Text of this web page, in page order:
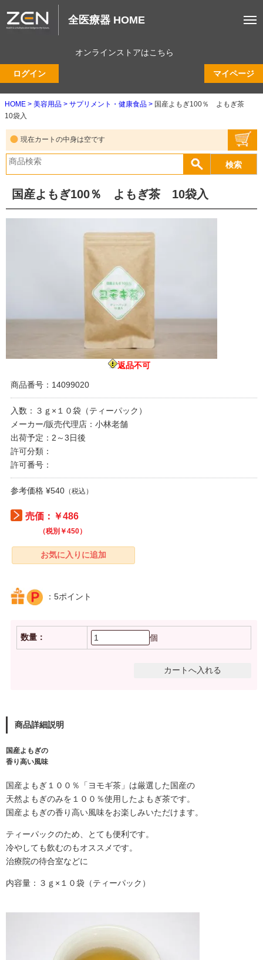
全医療器 HOME
オンラインストアはこちら
ログイン マイページ
HOME 美容用品 サプリメント・健康食品
国産よもぎ100％ よもぎ茶
10袋入
現在カートの中身は空です
国産よもぎ100％ よもぎ茶 10袋入
返品不可
商品番号：14099020
入数：３ｇ×１０袋（ティーパック）
メーカー/販売代理店：小林老舗
出荷予定：2～3日後
許可分類：
許可番号：
参考価格 ¥540 （税込）
売価：￥486
（税別￥450）
：5ポイント
数量： 個
商品詳細説明
国産よもぎの
香り高い風味
国産よもぎ１００％「ヨモギ茶」は厳選した国産の
天然よもぎのみを１００％使用したよもぎ茶です。
国産よもぎの香り高い風味をお楽しみいただけます。
ティーパックのため、とても便利です。
冷やしても飲むのもオススメです。
治療院の待合室などに
内容量：３ｇ×１０袋（ティーパック）